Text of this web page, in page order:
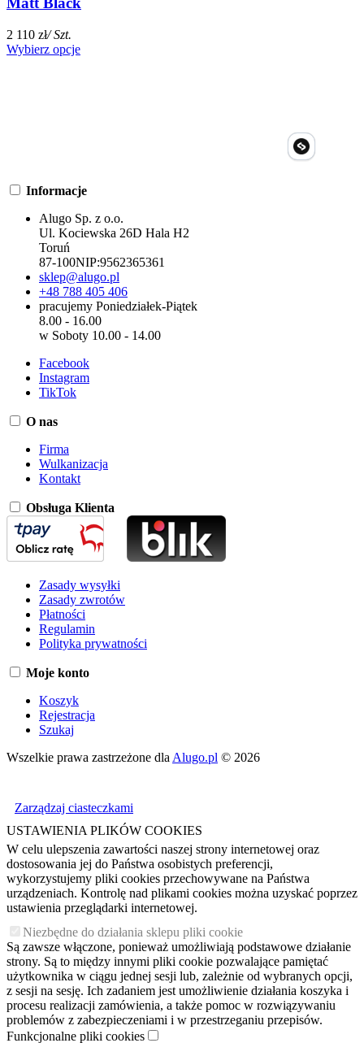
2 110 zł/ Szt.
Wybierz opcje
Informacje
Alugo Sp. z o.o.
Ul. Kociewska 26D Hala H2
Toruń
87-100NIP:9562365361
sklep@alugo.pl
+48 788 405 406
pracujemy Poniedziałek-Piątek
8.00 - 16.00
w Soboty 10.00 - 14.00
Facebook
Instagram
TikTok
O nas
Firma
Wulkanizacja
Kontakt
Obsługa Klienta
Zasady wysyłki
Zasady zwrotów
Płatności
Regulamin
Polityka prywatności
Moje konto
Koszyk
Rejestracja
Szukaj
Wszelkie prawa zastrzeżone dla Alugo.pl © 2026
Zarządzaj ciasteczkami
USTAWIENIA PLIKÓW COOKIES
W celu ulepszenia zawartości naszej strony internetowej oraz
dostosowania jej do Państwa osobistych preferencji,
wykorzystujemy pliki cookies przechowywane na Państwa
urządzeniach. Kontrolę nad plikami cookies można uzyskać poprzez
ustawienia przeglądarki internetowej.
Niezbędne do działania sklepu pliki cookie
Są zawsze włączone, ponieważ umożliwiają podstawowe działanie
strony. Są to między innymi pliki cookie pozwalające pamiętać
użytkownika w ciągu jednej sesji lub, zależnie od wybranych opcji,
z sesji na sesję. Ich zadaniem jest umożliwienie działania koszyka i
procesu realizacji zamówienia, a także pomoc w rozwiązywaniu
problemów z zabezpieczeniami i w przestrzeganiu przepisów.
Funkcjonalne pliki cookies